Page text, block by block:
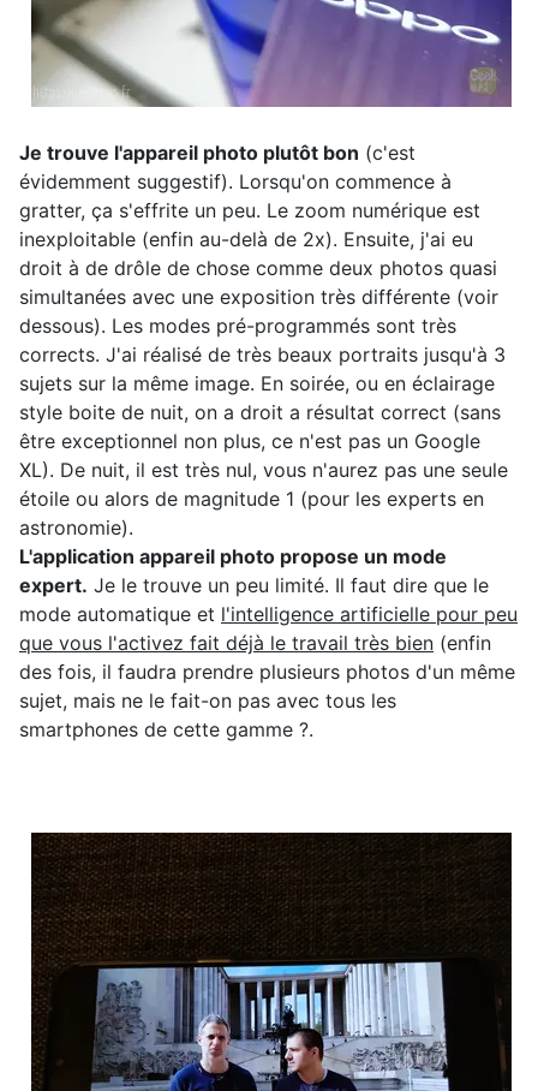
Je trouve l'appareil photo plutôt bon (c'est
évidemment suggestif). Lorsqu'on commence à
gratter, ça s'effrite un peu. Le zoom numérique est
inexploitable (enfin au-delà de 2x). Ensuite, j'ai eu
droit à de drôle de chose comme deux photos quasi
simultanées avec une exposition très différente (voir
dessous). Les modes pré-programmés sont très
corrects. J'ai réalisé de très beaux portraits jusqu'à 3
sujets sur la même image. En soirée, ou en éclairage
style boite de nuit, on a droit a résultat correct (sans
être exceptionnel non plus, ce n'est pas un Google
XL). De nuit, il est très nul, vous n'aurez pas une seule
étoile ou alors de magnitude 1 (pour les experts en
astronomie).
L'application appareil photo propose un mode
expert. Je le trouve un peu limité. Il faut dire que le
mode automatique et l'intelligence artificielle pour peu
que vous l'activez fait déjà le travail très bien (enfin
des fois, il faudra prendre plusieurs photos d'un même
sujet, mais ne le fait-on pas avec tous les
smartphones de cette gamme ?.